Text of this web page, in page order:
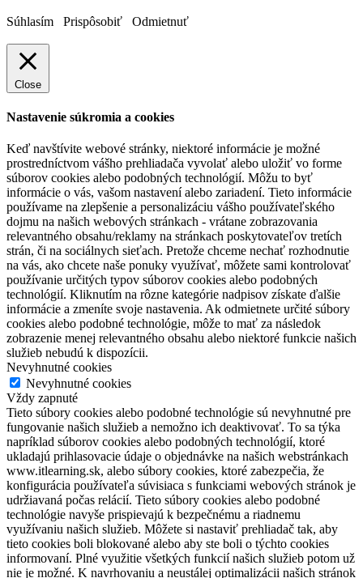
Súhlasím Prispôsobiť Odmietnuť
Close
Nastavenie súkromia a cookies
Keď navštívite webové stránky, niektoré informácie je možné
prostredníctvom vášho prehliadača vyvolať alebo uložiť vo forme
súborov cookies alebo podobných technológií. Môžu to byť
informácie o vás, vašom nastavení alebo zariadení. Tieto informácie
používame na zlepšenie a personalizáciu vášho používateľského
dojmu na našich webových stránkach - vrátane zobrazovania
relevantného obsahu/reklamy na stránkach poskytovateľov tretích
strán, či na sociálnych sieťach. Pretože chceme nechať rozhodnutie
na vás, ako chcete naše ponuky využívať, môžete sami kontrolovať
používanie určitých typov súborov cookies alebo podobných
technológií. Kliknutím na rôzne kategórie nadpisov získate ďalšie
informácie a zmeníte svoje nastavenia. Ak odmietnete určité súbory
cookies alebo podobné technológie, môže to mať za následok
zobrazenie menej relevantného obsahu alebo niektoré funkcie našich
služieb nebudú k dispozícii.
Nevyhnutné cookies
Nevyhnutné cookies
Vždy zapnuté
Tieto súbory cookies alebo podobné technológie sú nevyhnutné pre
fungovanie našich služieb a nemožno ich deaktivovať. To sa týka
napríklad súborov cookies alebo podobných technológií, ktoré
ukladajú prihlasovacie údaje o objednávke na našich webstránkach
www.itlearning.sk, alebo súbory cookies, ktoré zabezpečia, že
konfigurácia používateľa súvisiaca s funkciami webových stránok je
udržiavaná počas relácií. Tieto súbory cookies alebo podobné
technológie navyše prispievajú k bezpečnému a riadnemu
využívaniu našich služieb. Môžete si nastaviť prehliadač tak, aby
tieto cookies boli blokované alebo aby ste boli o týchto cookies
informovaní. Plné využitie všetkých funkcií našich služieb potom už
nie je možné. K navrhovaniu a neustálej optimalizácii našich stránok